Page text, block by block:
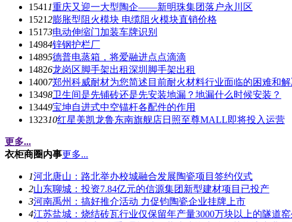
1541 1重庆又迎一大型陶企——新明珠集团落户永川区
15212膨胀型阻火模块 电缆阻火模块直销价格
15173电动伸缩门加装车牌识别
14984锌钢护栏厂
14895德普电蒸箱，将爱融进点点滴滴
14826龙岗区脚手架出租深圳脚手架出租
14007郑州科威耐材为您简述目前耐火材料行业面临的困难和
13498卫生间是先铺砖还是先安装地漏？地漏什么时候安装？
13449宝坤自进式中空锚杆各配件的作用
132310红星美凯龙鲁东南旗舰店日照至尊MALL即将投入运营
更多...
衣柜商圈内事更多...
1河北唐山：路北举办校城融合发展陶瓷项目签约仪式
2山东聊城：投资7.84亿元的信源集团新型建材项目已投产
3河南禹州：搞好推介活动 力促钧陶瓷企业挂牌上市
4江苏盐城：烧结砖瓦行业仅保留年产量3000万块以上的隧道